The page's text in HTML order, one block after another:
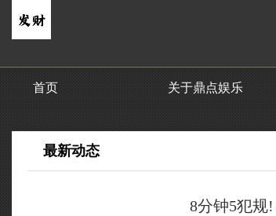
首页 关于鼎点娱乐
最新动态
8分钟5犯规